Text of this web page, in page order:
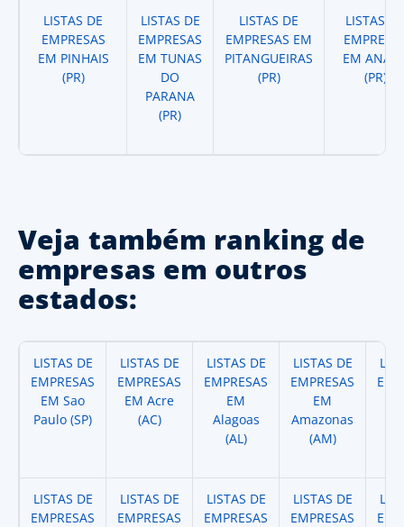
LISTAS DE
EMPRESAS
EM PINHAIS
(PR)
LISTAS DE
EMPRESAS
EM TUNAS
DO
PARANA
(PR)
LISTAS DE
EMPRESAS EM
PITANGUEIRAS
(PR)
LISTAS DE
EM
(PR)
Veja também ranking de
empresas em outros
estados:
LISTAS DE
EMPRESAS
EM Sao
Paulo (SP)
LISTAS DE
EMPRESAS
EM Acre
(AC)
LISTAS DE
EMPRESAS
EM
Alagoas
(AL)
LISTAS DE
EMPRESAS
EM
Amazonas
(AM)
LISTAS DE
EMPRESAS
LISTAS DE
EMPRESAS
LISTAS DE
EMPRESAS
LISTAS DE
EMPRESAS